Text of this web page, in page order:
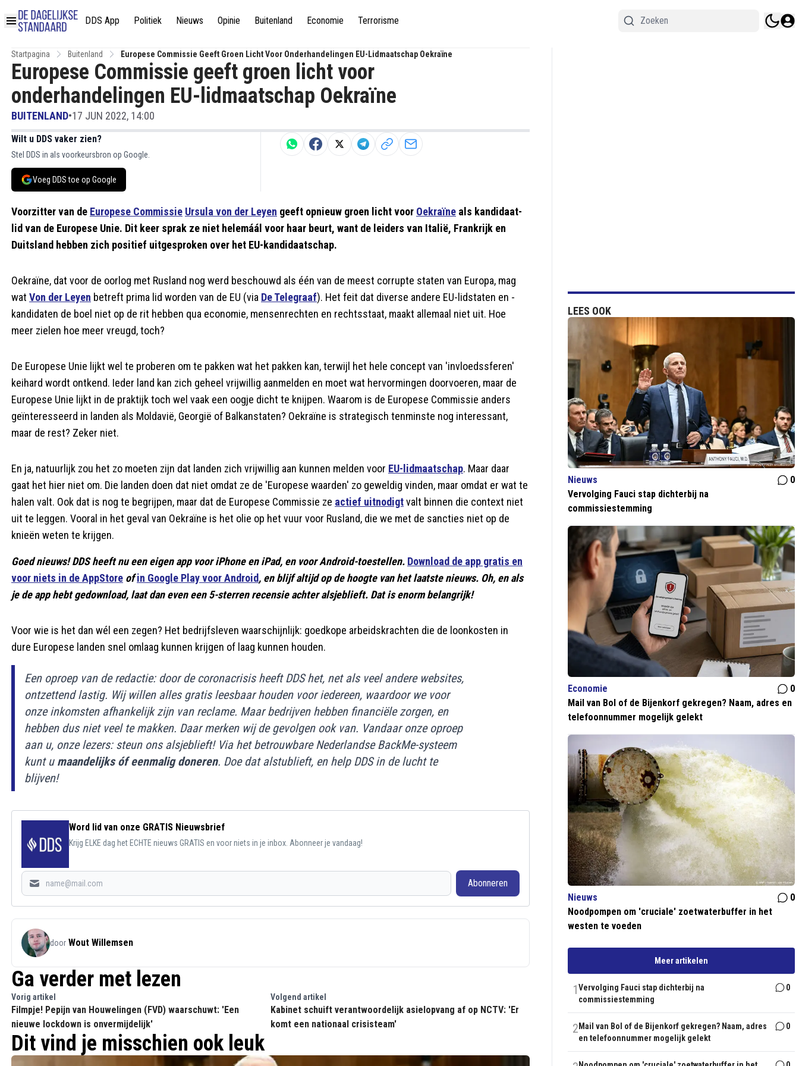
DDS App Politiek Nieuws Opinie Buitenland Economie Terrorisme
Startpagina Buitenland Europese Commissie Geeft Groen Licht Voor Onderhandelingen EU-Lidmaatschap Oekraïne
Europese Commissie geeft groen licht voor
onderhandelingen EU-lidmaatschap Oekraïne
BUITENLAND•17 JUN 2022, 14:00
Wilt u DDS vaker zien?
Stel DDS in als voorkeursbron op Google.
Voeg DDS toe op Google
Voorzitter van de Europese Commissie Ursula von der Leyen geeft opnieuw groen licht voor Oekraïne als kandidaat-
lid van de Europese Unie. Dit keer sprak ze niet helemáál voor haar beurt, want de leiders van Italië, Frankrijk en
Duitsland hebben zich positief uitgesproken over het EU-kandidaatschap.
Oekraïne, dat voor de oorlog met Rusland nog werd beschouwd als één van de meest corrupte staten van Europa, mag
wat Von der Leyen betreft prima lid worden van de EU (via De Telegraaf). Het feit dat diverse andere EU-lidstaten en -
kandidaten de boel niet op de rit hebben qua economie, mensenrechten en rechtsstaat, maakt allemaal niet uit. Hoe
meer zielen hoe meer vreugd, toch?
De Europese Unie lijkt wel te proberen om te pakken wat het pakken kan, terwijl het hele concept van 'invloedssferen'
keihard wordt ontkend. Ieder land kan zich geheel vrijwillig aanmelden en moet wat hervormingen doorvoeren, maar de
Europese Unie lijkt in de praktijk toch wel vaak een oogje dicht te knijpen. Waarom is de Europese Commissie anders
geïnteresseerd in landen als Moldavië, Georgië of Balkanstaten? Oekraïne is strategisch tenminste nog interessant,
maar de rest? Zeker niet.
En ja, natuurlijk zou het zo moeten zijn dat landen zich vrijwillig aan kunnen melden voor EU-lidmaatschap. Maar daar
gaat het hier niet om. Die landen doen dat niet omdat ze de 'Europese waarden' zo geweldig vinden, maar omdat er wat te
halen valt. Ook dat is nog te begrijpen, maar dat de Europese Commissie ze actief uitnodigtvalt binnen die context niet
uit te leggen. Vooral in het geval van Oekraïne is het olie op het vuur voor Rusland, die we met de sancties niet op de
knieën weten te krijgen.
Goed nieuws! DDS heeft nu een eigen app voor iPhone en iPad, en voor Android-toestellen. Download de app gratis en
voor niets in de AppStore ofin Google Play voor Android, en blijf altijd op de hoogte van het laatste nieuws. Oh, en als
je de app hebt gedownload, laat dan even een 5-sterren recensie achter alsjeblieft. Dat is enorm belangrijk!
Voor wie is het dan wél een zegen? Het bedrijfsleven waarschijnlijk: goedkope arbeidskrachten die de loonkosten in
dure Europese landen snel omlaag kunnen krijgen of laag kunnen houden.
Een oproep van de redactie: door de coronacrisis heeft DDS het, net als veel andere websites,
ontzettend lastig. Wij willen alles gratis leesbaar houden voor iedereen, waardoor we voor
onze inkomsten afhankelijk zijn van reclame. Maar bedrijven hebben financiële zorgen, en
hebben dus niet veel te makken. Daar merken wij de gevolgen ook van. Vandaar onze oproep
aan u, onze lezers: steun ons alsjeblieft! Via het betrouwbare Nederlandse BackMe-systeem
kunt u maandelijks óf eenmalig doneren. Doe dat alstublieft, en help DDS in de lucht te
blijven!
Word lid van onze GRATIS Nieuwsbrief
Krijg ELKE dag het ECHTE nieuws GRATIS en voor niets in je inbox. Abonneer je vandaag!
Abonneren
door Wout Willemsen
Ga verder met lezen
Vorig artikel
Filmpje! Pepijn van Houwelingen (FVD) waarschuwt: 'Een
nieuwe lockdown is onvermijdelijk'
Volgend artikel
Kabinet schuift verantwoordelijk asielopvang af op NCTV: 'Er
komt een nationaal crisisteam'
Dit vind je misschien ook leuk
LEES OOK
Nieuws
0
Vervolging Fauci stap dichterbij na
commissiestemming
Economie
0
Mail van Bol of de Bijenkorf gekregen? Naam, adres en
telefoonnummer mogelijk gelekt
Nieuws
0
Noodpompen om 'cruciale' zoetwaterbuffer in het
westen te voeden
Meer artikelen
1Vervolging Fauci stap dichterbij na
commissiestemming
0
2 Mail van Bol of de Bijenkorf gekregen? Naam, adres
en telefoonnummer mogelijk gelekt
0